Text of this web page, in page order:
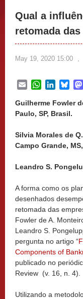
Qual a
retomada
May 19, 2020 15:00 ,
EmailWhatsApp
LinkedIn
Guilherme Fowler
Paulo, SP, Brasil.
Silvia Morales de
Campo Grande,
Leandro S.
A forma como os
desenhados
retomada das
Fowler de A.
Leandro S.
pergunta no artigo “
Components of
publicado no
Review (v. 16, n. 4).
Utilizando a